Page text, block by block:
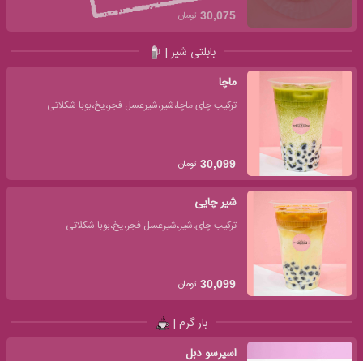
30,075 تومان
بابلتی شیر |
ماچا
ترکیب چای ماچا،شیر،شیرعسل فجر،یخ،بوبا شکلاتی
30,099 تومان
شیر چایی
ترکیب چای،شیر،شیرعسل فجر،یخ،بوبا شکلاتی
30,099 تومان
بار گرم |
اسپرسو دبل